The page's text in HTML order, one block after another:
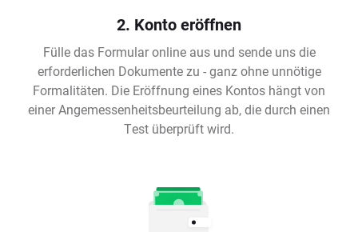
2. Konto eröffnen
Fülle das Formular online aus und sende uns die
erforderlichen Dokumente zu - ganz ohne unnötige
Formalitäten. Die Eröffnung eines Kontos hängt von
einer Angemessenheitsbeurteilung ab, die durch einen
Test überprüft wird.